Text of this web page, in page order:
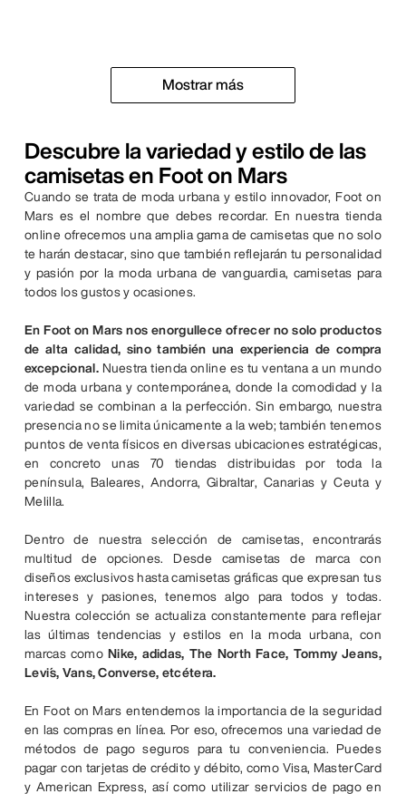
Mostrar más
Descubre la variedad y estilo de las
camisetas en Foot on Mars
Cuando se trata de moda urbana y estilo innovador, Foot on
Mars es el nombre que debes recordar. En nuestra tienda
online ofrecemos una amplia gama de camisetas que no solo
te harán destacar, sino que también reflejarán tu personalidad
y pasión por la moda urbana de vanguardia, camisetas para
todos los gustos y ocasiones.
En Foot on Mars nos enorgullece ofrecer no solo productos
de alta calidad, sino también una experiencia de compra
excepcional.Nuestra tienda online es tu ventana a un mundo
de moda urbana y contemporánea, donde la comodidad y la
variedad se combinan a la perfección. Sin embargo, nuestra
presencia no se limita únicamente a la web; también tenemos
puntos de venta físicos en diversas ubicaciones estratégicas,
en concreto unas 70 tiendas distribuidas por toda la
península, Baleares, Andorra, Gibraltar, Canarias y Ceuta y
Melilla.
Dentro de nuestra selección de camisetas, encontrarás
multitud de opciones. Desde camisetas de marca con
diseños exclusivos hasta camisetas gráficas que expresan tus
intereses y pasiones, tenemos algo para todos y todas.
Nuestra colección se actualiza constantemente para reflejar
las últimas tendencias y estilos en la moda urbana, con
marcas comoNike, adidas, The North Face, Tommy Jeans,
Levi´s, Vans, Converse, etcétera.
En Foot on Mars entendemos la importancia de la seguridad
en las compras en línea. Por eso, ofrecemos una variedad de
métodos de pago seguros para tu conveniencia. Puedes
pagar con tarjetas de crédito y débito, como Visa, MasterCard
y American Express, así como utilizar servicios de pago en